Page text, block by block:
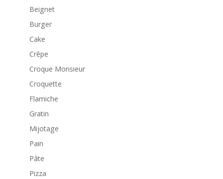
Beignet
Burger
Cake
Crêpe
Croque Monsieur
Croquette
Flamiche
Gratin
Mijotage
Pain
Pâte
Pizza